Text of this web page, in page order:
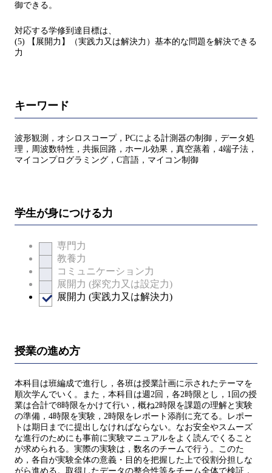
御できる。
対応する学修到達目標は、
(5) 【展開力】（実践力又は解決力）基本的な問題を解決できる
力
キーワード
波形観測，オシロスコープ，PCによる計測器の制御，データ処
理，周波数特性，共振回路，ホール効果，真空蒸着，4端子法，
マイコンプログラミング，C言語，マイコン制御
学生が身につける力
専門力
教養力
コミュニケーション力
展開力 (探究力又は設定力)
展開力 (実践力又は解決力)
授業の進め方
本科目は班編成で進行し，各班は授業計画に示されたテーマを
順次学んでいく。また，本科目は週2回，各2時限とし，1回の授
業は合計で8時限をかけて行い，概ね2時限を課題の理解と実験
の準備，4時限を実験，2時限をレポート添削に充てる。レポー
トは期日までに提出しなければならない。なお安全やスムーズ
な進行のためにも事前に実験マニュアルをよく読んでくること
が求められる。実際の実験は，数名のチームで行う。このた
め，各自が実験全体の意義・目的を把握した上で役割分担しな
がら進める。取得したデータの整合性等をチーム全体で検証，